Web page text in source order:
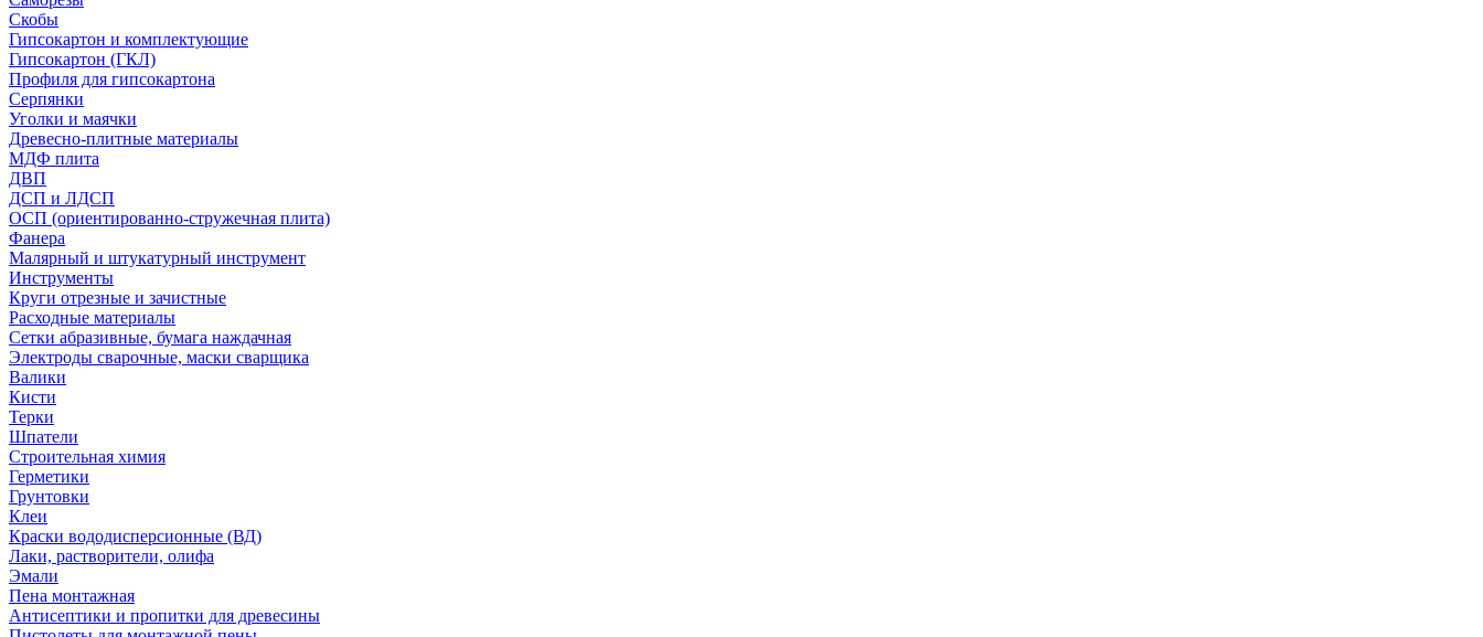
Скобы
Гипсокартон и комплектующие
Гипсокартон (ГКЛ)
Профиля для гипсокартона
Серпянки
Уголки и маячки
Древесно-плитные материалы
МДФ плита
ДВП
ДСП и ЛДСП
ОСП (ориентированно-стружечная плита)
Фанера
Малярный и штукатурный инструмент
Инструменты
Круги отрезные и зачистные
Расходные материалы
Сетки абразивные, бумага наждачная
Электроды сварочные, маски сварщика
Валики
Кисти
Терки
Шпатели
Строительная химия
Герметики
Грунтовки
Клеи
Краски вододисперсионные (ВД)
Лаки, растворители, олифа
Эмали
Пена монтажная
Антисептики и пропитки для древесины